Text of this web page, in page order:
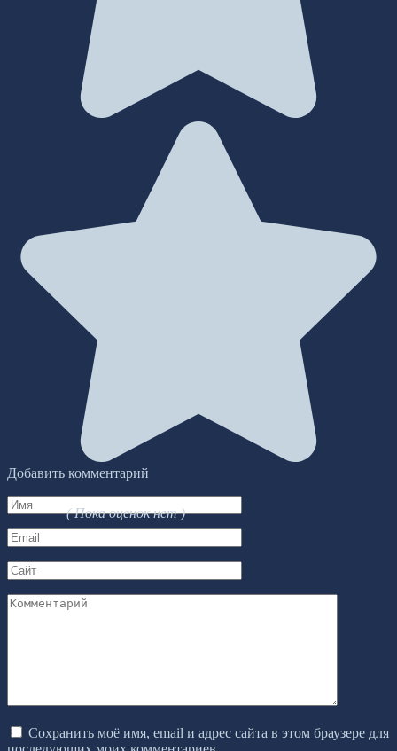
( Пока оценок нет )
Добавить комментарий
Имя
*
Email
*
Сайт
Комментарий
Сохранить моё имя, email и адрес сайта в этом браузере для